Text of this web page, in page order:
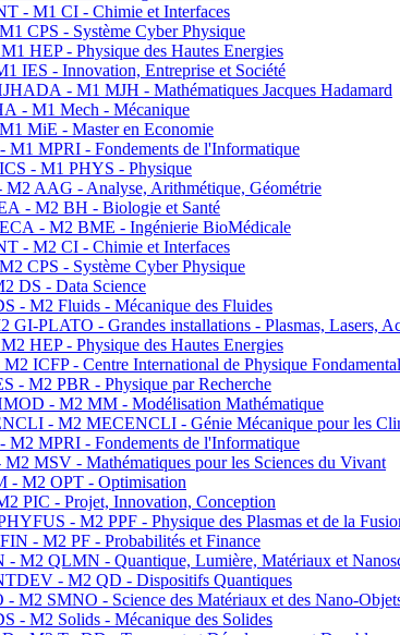
- M1 CI - Chimie et Interfaces
CPS - Système Cyber Physique
HEP - Physique des Hautes Energies
IES - Innovation, Entreprise et Société
- M1 MJH - Mathématiques Jacques Hadamard
- M1 Mech - Mécanique
MiE - Master en Economie
M1 MPRI - Fondements de l'Informatique
- M1 PHYS - Physique
AAG - Analyse, Arithmétique, Géométrie
- M2 BH - Biologie et Santé
- M2 BME - Ingénierie BioMédicale
- M2 CI - Chimie et Interfaces
CPS - Système Cyber Physique
DS - Data Science
- M2 Fluids - Mécanique des Fluides
GI-PLATO - Grandes installations - Plasmas, Lasers,
HEP - Physique des Hautes Energies
ICFP - Centre International de Physique
- M2 PBR - Physique par Recherche
- M2 MM - Modélisation Mathématique
- M2 MECENCLI - Génie Mécanique pour les
M2 MPRI - Fondements de l'Informatique
MSV - Mathématiques pour les Sciences du Vivant
- M2 OPT - Optimisation
PIC - Projet, Innovation, Conception
- M2 PPF - Physique des Plasmas et de la
- M2 PF - Probabilités et Finance
M2 QLMN - Quantique, Lumière, Matériaux et
- M2 QD - Dispositifs Quantiques
M2 SMNO - Science des Matériaux et des Nano-
- M2 Solids - Mécanique des Solides